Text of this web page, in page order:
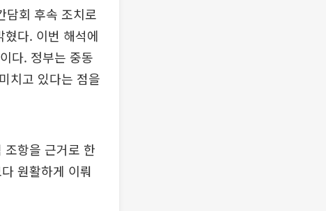
담회 후속 조치로
혔다. 이번 해석에
다. 정부는 중동
치고 있다는 점을
조항을 근거로 한
원활하게 이뤄